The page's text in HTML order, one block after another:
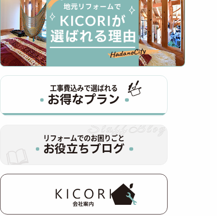
工事費込みで選ばれる
お得なプラン
リフォームでのお困りごと
お役立ちブログ
会社案内